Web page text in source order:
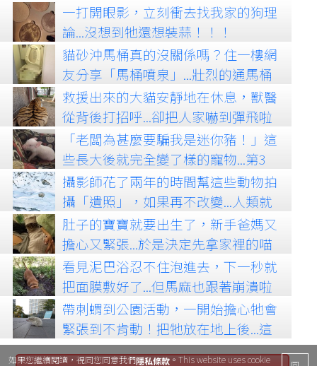
一打開眼影，立刻衝去找我家的狗理
論...沒想到牠還想裝蒜！！！
貓砂沖馬桶真的沒關係嗎？住一樓網
友分享「馬桶噴泉」...壯烈的通馬桶
畫面真的太可怕了！
救援出來的大貓安靜地在休息，獸醫
從背後打招呼...卻把人家嚇到彈飛啦
XD
「老闆為甚麼要騙我是迷你豬！」這
些長大後就完全變了樣的寵物...第3
隻真的差太多了XD
攝影師花了兩年的時間幫這些動物拍
攝「遺照」，如果再不改變...人類就
會是殺害牠們的兇手
肚子的寶寶就要出生了，新手爸媽又
擔心又緊張...於是決定先拿家裡的喵
皇來練習XD
看見泥巴浴忍不住泡進去，下一秒就
把面膜敷好了...但馬麻也跟著崩潰啦
XD
帶刺蝟到公園活動，一開始擔心牠會
緊張到不肯動！把牠放在地上後...這
根本小狗吧XD
如果您繼續閱讀，視同您同意我們隱私條款。This website uses cookie